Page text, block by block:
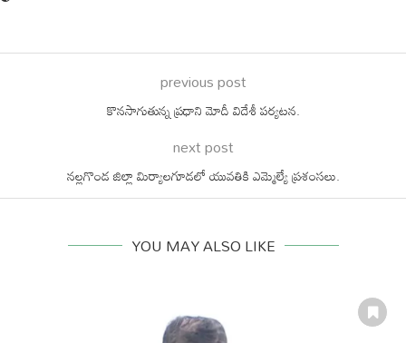
previous post
కొనసాగుతున్న ప్రధాని మోదీ విదేశీ పర్యటన.
next post
నల్లగొండ జిల్లా మిర్యాలగూడలో యువతికి ఎమ్మెల్యే ప్రశంసలు.
YOU MAY ALSO LIKE